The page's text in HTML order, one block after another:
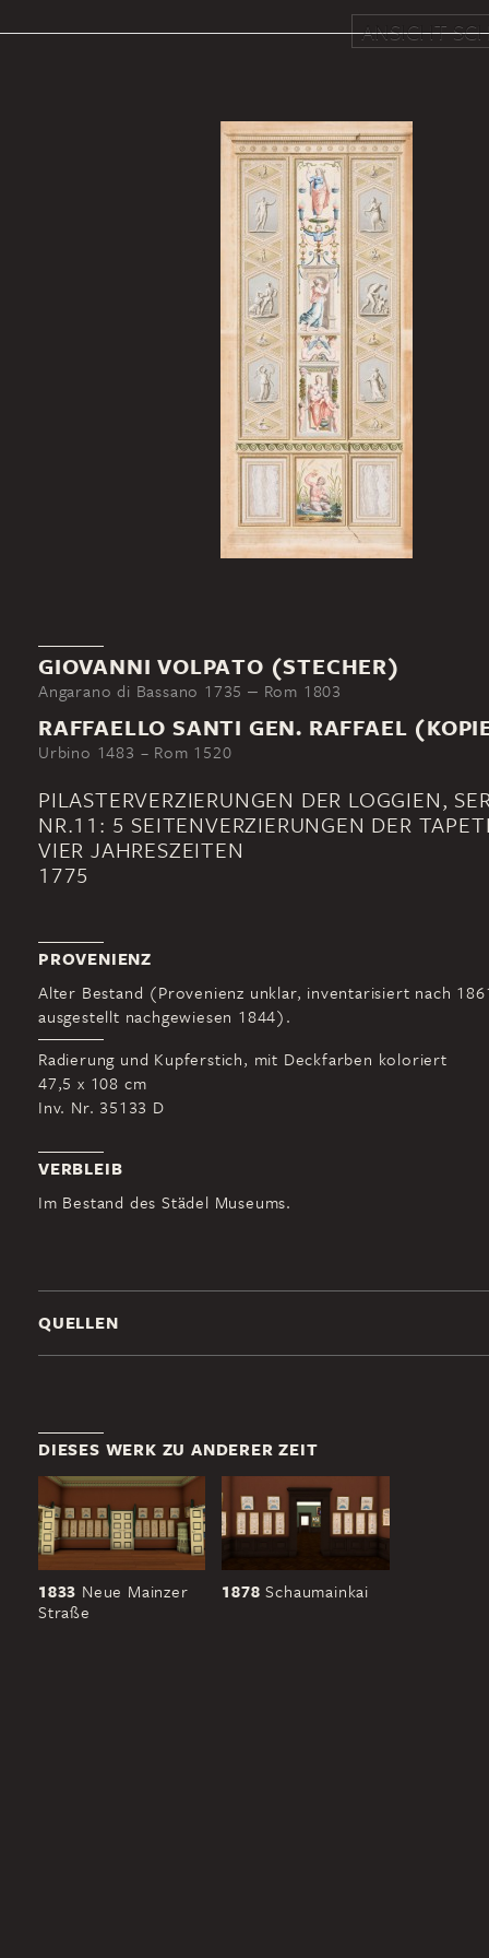
ANSICHT
GIOVANNI VOLPATO (STECHER)
Angarano di Bassano 1735 ‒ Rom 1803
RAFFAELLO SANTI GEN. RAFFAEL
Urbino 1483 – Rom 1520
PILASTERVERZIERUNGEN DER LOGGIEN,
NR.11: 5 SEITENVERZIERUNGEN DER
VIER JAHRESZEITEN
1775
PROVENIENZ
Alter Bestand (Provenienz unklar, inventarisiert nach
ausgestellt nachgewiesen 1844).
Radierung und Kupferstich, mit Deckfarben koloriert
47,5 x 108 cm
Inv. Nr. 35133 D
VERBLEIB
Im Bestand des Städel Museums.
QUELLEN
DIESES WERK ZU ANDERER ZEIT
1833 Neue Mainzer
Straße
1878 Schaumainkai